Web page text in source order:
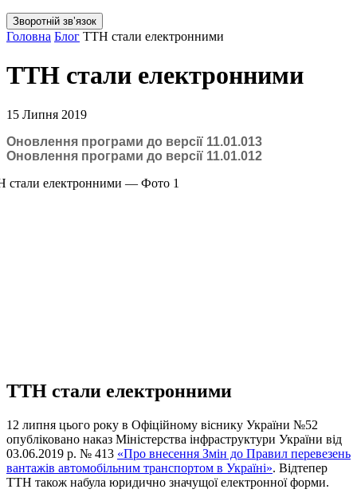
Зворотній звʼязок
Головна Блог ТТН стали електронними
ТТН стали електронними
15 Липня 2019
Оновлення програми до версії 11.01.013
Оновлення програми до версії 11.01.012
ТТН стали електронними
12 липня цього року в Офіційному віснику України №52
опубліковано наказ Міністерства інфраструктури України від
03.06.2019 р. № 413 «Про внесення Змін до Правил перевезень
вантажів автомобільним транспортом в Україні». Відтепер
ТТН також набула юридично значущої електронної форми.